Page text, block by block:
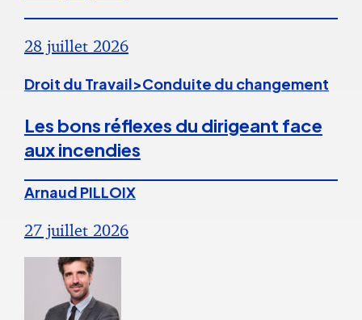
28 juillet 2026
Droit du Travail>Conduite du changement
Les bons réflexes du dirigeant face
aux incendies
Arnaud PILLOIX
27 juillet 2026